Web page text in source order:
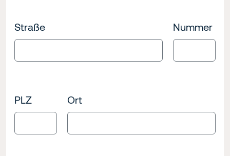
Straße Nummer
PLZ Ort